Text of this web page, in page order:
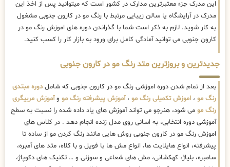
این مدرک جزء معتبرترین مدارک در کشور است که میتوانید پس از اخذ این
مدرک در آرایشگاه یا سالن زیبایی مرتبط با رنگ مو در کارون جنوبی مشغول
به کار شوید. لازم به ذکر است شما با گذراندن دوره های اموزش رنگ مو در
کارون جنوبی می توانید آمادگی کامل برای ورود به بازار کار را کسب کنید.
جدیدترین و بروزترین متد رنگ مو در کارون جنوبی
بعد از تمام شدن دوره اموزشی رنگ مو در کارون جنوبی که شاملدوره مبتدی
رنگ مو ، اموزش تکمیلی رنگ مو ،آموزش پیشرفته رنگ مو وآموزش مربیگری
رنگ مو می شود، هنرجو می تواند آموزش های یاد داده شده را نسبت به سطح
آموزشی دوره انتخابی، به اسانی روی مدل زنده انجام دهد . در کلاس های
اموزش رنگ مو در کارون جنوبی روش هایی مانند رنگ کردن مو از ساده تا
پیشرفته، انواع هایلایت ها، انواع مش ها با فویل و با کلاه، متد های آمبره،
سامبره، بلیاژ، کهکشانی، مش های شعاعی و سوزنی و … تکنیک های دکوپاژ،